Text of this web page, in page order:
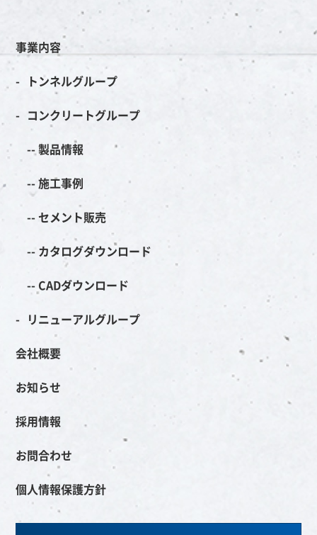
事業内容
トンネルグループ
コンクリートグループ
製品情報
施工事例
セメント販売
カタログダウンロード
CADダウンロード
リニューアルグループ
会社概要
お知らせ
採用情報
お問合わせ
個人情報保護方針